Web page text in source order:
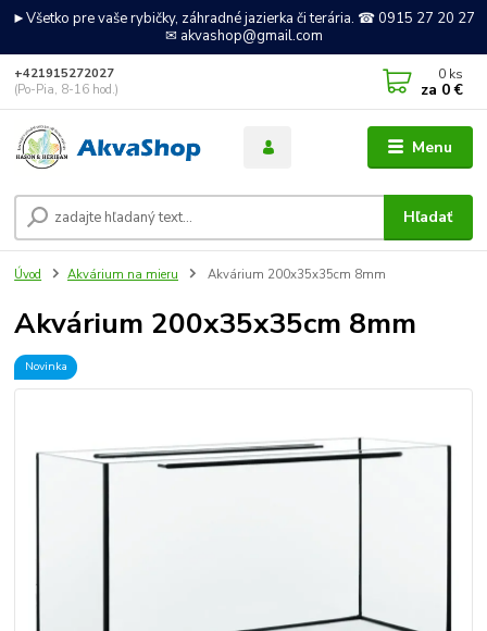
►Všetko pre vaše rybičky, záhradné jazierka či terária. ☎ 0915 27 20 27
✉ akvashop@gmail.com
Menu
Hľadať
+421915272027
(Po-Pia, 8-16 hod.)
0 ks
za 0 €
Úvod Akvárium na mieru Akvárium 200x35x35cm 8mm
Akvárium 200x35x35cm 8mm
Novinka